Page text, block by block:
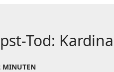
Tod:
MINUTEN